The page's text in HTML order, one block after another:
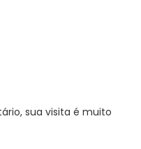
sua visita é muito